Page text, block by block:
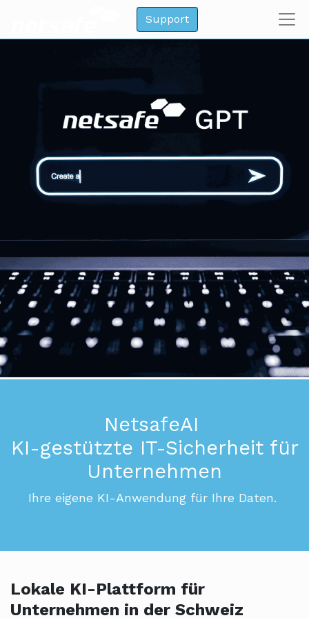
Support
NetsafeAI
KI-gestützte IT-Sicherheit für
Unternehmen
Ihre eigene KI-Anwendung für Ihre Daten.
Lokale KI-Plattform für
Unternehmen in der Schweiz